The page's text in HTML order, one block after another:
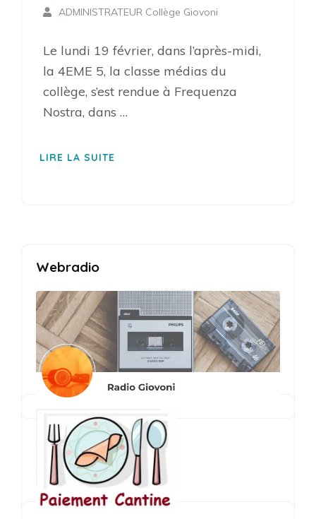
ADMINISTRATEUR Collège Giovoni
Le lundi 19 février, dans l’après-midi,
la 4EME 5, la classe médias du
collège, s’est rendue à Frequenza
Nostra, dans …
LIRE LA SUITE
Webradio